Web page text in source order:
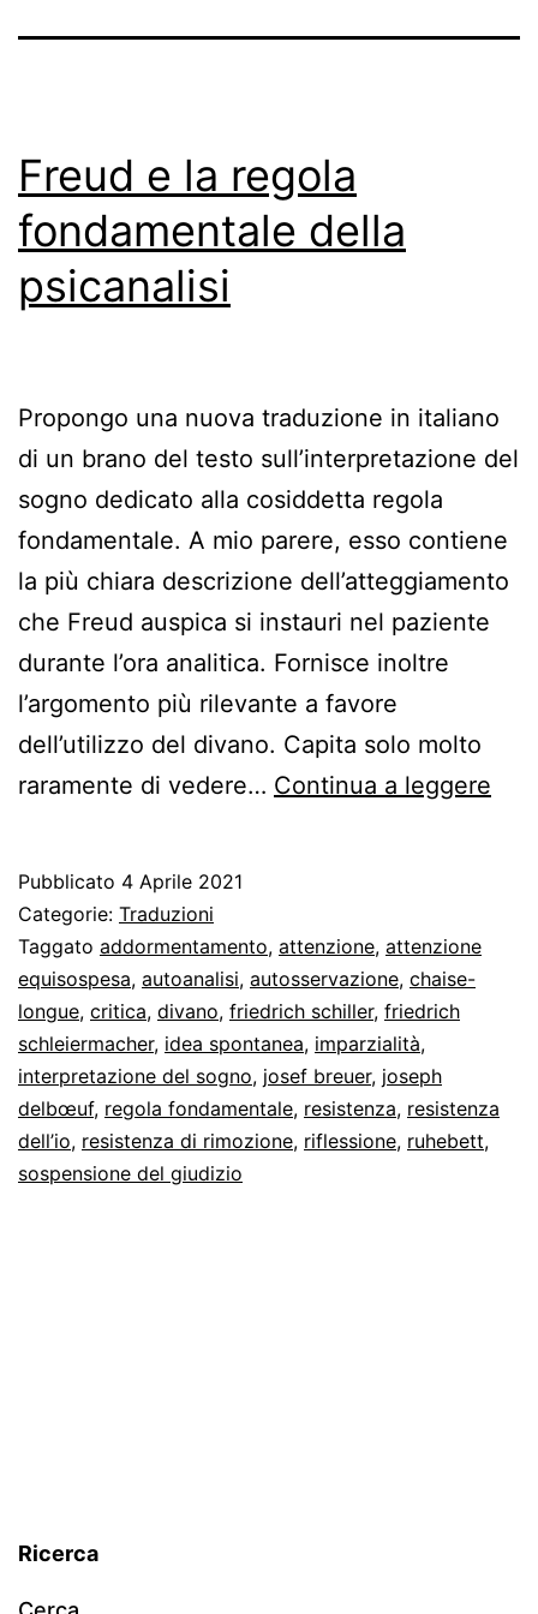
Freud e la regola
fondamentale della
psicanalisi
Propongo una nuova traduzione in italiano
di un brano del testo sull’interpretazione del
sogno dedicato alla cosiddetta regola
fondamentale. A mio parere, esso contiene
la più chiara descrizione dell’atteggiamento
che Freud auspica si instauri nel paziente
durante l’ora analitica. Fornisce inoltre
l’argomento più rilevante a favore
dell’utilizzo del divano. Capita solo molto
raramente di vedere… Continua a leggere
Pubblicato 4 Aprile 2021
Categorie: Traduzioni
Taggato addormentamento, attenzione, attenzione
equisospesa, autoanalisi, autosservazione, chaise-
longue, critica, divano, friedrich schiller, friedrich
schleiermacher, idea spontanea, imparzialità,
interpretazione del sogno, josef breuer, joseph
delbœuf, regola fondamentale, resistenza, resistenza
dell’io, resistenza di rimozione, riflessione, ruhebett,
sospensione del giudizio
Ricerca